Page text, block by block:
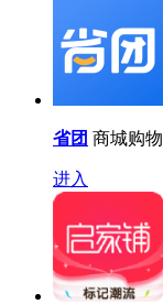
省团 商城购物
进入